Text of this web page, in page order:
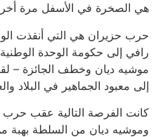
هي الصخرة في الأسفل مرة
حرب حزيران هي التي أنقذت
رافي إلى حكومة الوحدة
موشيه ديان وخطف الجائزة –
إلى معبود الجماهير في البلاد
كانت الفرصة التالية عقب حرب
وموشيه ديان من السلطة بهبة